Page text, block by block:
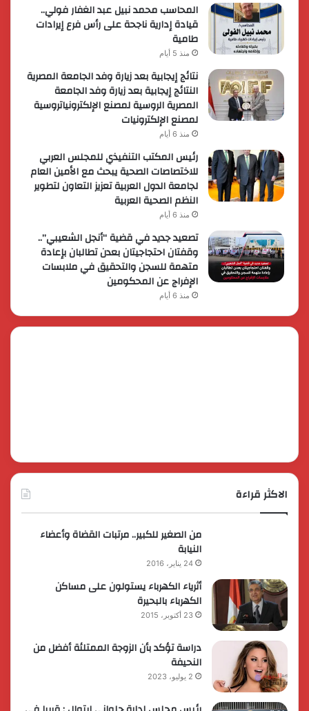
المحاسب محمد نبيل عبد الغفار فولي..
قيادة إدارية ناجحة على رأس فرع إيرادات
طامية
منذ 5 أيام
نتائج إيجابية بعد زيارة وفد الجامعة المصرية
النتائج إيجابية بعد زيارة وفد الجامعة
المصرية الروسية لمصنع الإلكترونياتروسية
لمصنع الإلكترونيات
منذ 6 أيام
رئيس المكتب التنفيذي للمجلس العربي
للاختصاصات الصحية يبحث مع الأمين العام
لجامعة الدول العربية تعزيز التعاون لتطوير
النظم الصحية العربية
منذ 6 أيام
تصعيد جديد في قضية “أنجل الشعيبي”..
وقفتان احتجاجيتان بعدن تطالبان بإعادة
متهمة للسجن والتحقيق في ملابسات
الإفراج عن المحكومين
منذ 6 أيام
الاكثر قراءة
من الصغير للكبير.. مرتبات القضاة وأعضاء
النيابة
24 يناير، 2016
أثرياء الكهرباء يستولون على مساكن
الكهرباء بالبحيرة
23 أكتوبر، 2015
دراسة تؤكد بأن الزوجة الممتلئة أفضل من
النحيفة
2 يوليو، 2023